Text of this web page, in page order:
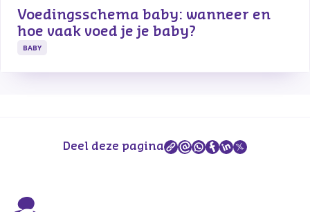
Voedingsschema baby: wanneer en
hoe vaak voed je je baby?
BABY
Deel deze pagina